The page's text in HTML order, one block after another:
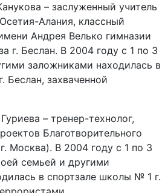
– заслуженный учитель
Алания, классный
Андрея Велько гимназии
г. Беслан. В 2004 году с 1 по 3
заложниками находилась в
Беслан, захваченной
– тренер-технолог,
Благотворительного
Москва). В 2004 году с 1 по 3
семьей и другими
в спортзале школы № 1 г.